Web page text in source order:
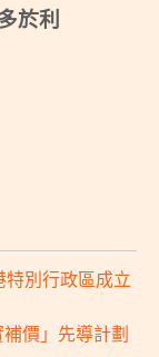
於利
特別行政區成立
價」先導計劃